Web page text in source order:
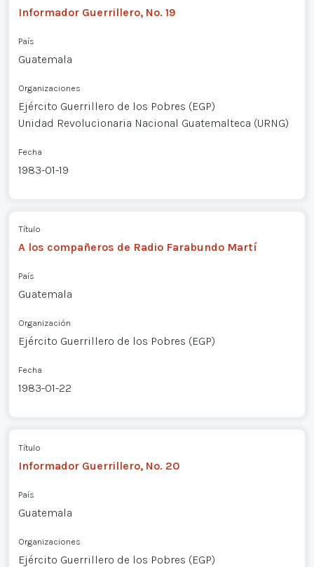
Informador Guerrillero, No. 19
País
Guatemala
Organizaciones
Ejército Guerrillero de los Pobres (EGP)
Unidad Revolucionaria Nacional Guatemalteca (URNG)
Fecha
1983-01-19
Título
A los compañeros de Radio Farabundo Martí
País
Guatemala
Organización
Ejército Guerrillero de los Pobres (EGP)
Fecha
1983-01-22
Título
Informador Guerrillero, No. 20
País
Guatemala
Organizaciones
Ejército Guerrillero de los Pobres (EGP)